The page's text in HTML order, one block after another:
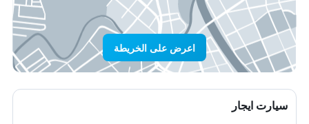
اعرض على الخريطة
سيارت ايجار